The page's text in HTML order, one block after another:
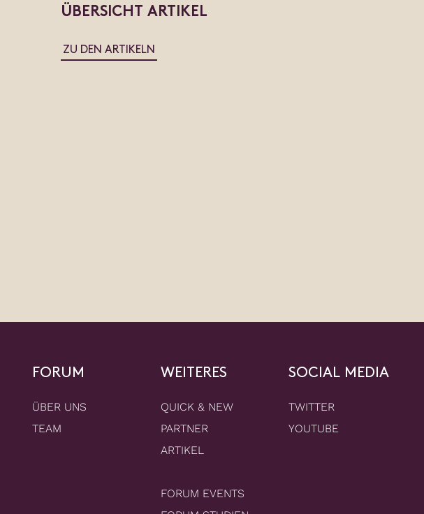
ÜBERSICHT ARTIKEL
ZU DEN ARTIKELN
FORUM
ÜBER UNS
TEAM
WEITERES
QUICK & NEW
PARTNER
ARTIKEL
FORUM EVENTS
SOCIAL MEDIA
TWITTER
YOUTUBE